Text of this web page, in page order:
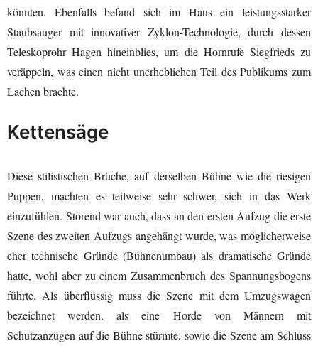
könnten. Ebenfalls befand sich im Haus ein leistungsstarker
Staubsauger mit innovativer Zyklon-Technologie, durch dessen
Teleskoprohr Hagen hineinblies, um die Hornrufe Siegfrieds zu
veräppeln, was einen nicht unerheblichen Teil des Publikums zum
Lachen brachte.
Kettensäge
Diese stilistischen Brüche, auf derselben Bühne wie die riesigen
Puppen, machten es teilweise sehr schwer, sich in das Werk
einzufühlen. Störend war auch, dass an den ersten Aufzug die erste
Szene des zweiten Aufzugs angehängt wurde, was möglicherweise
eher technische Gründe (Bühnenumbau) als dramatische Gründe
hatte, wohl aber zu einem Zusammenbruch des Spannungsbogens
führte. Als überflüssig muss die Szene mit dem Umzugswagen
bezeichnet werden, als eine Horde von Männern mit
Schutzanzügen auf die Bühne stürmte, sowie die Szene am Schluss